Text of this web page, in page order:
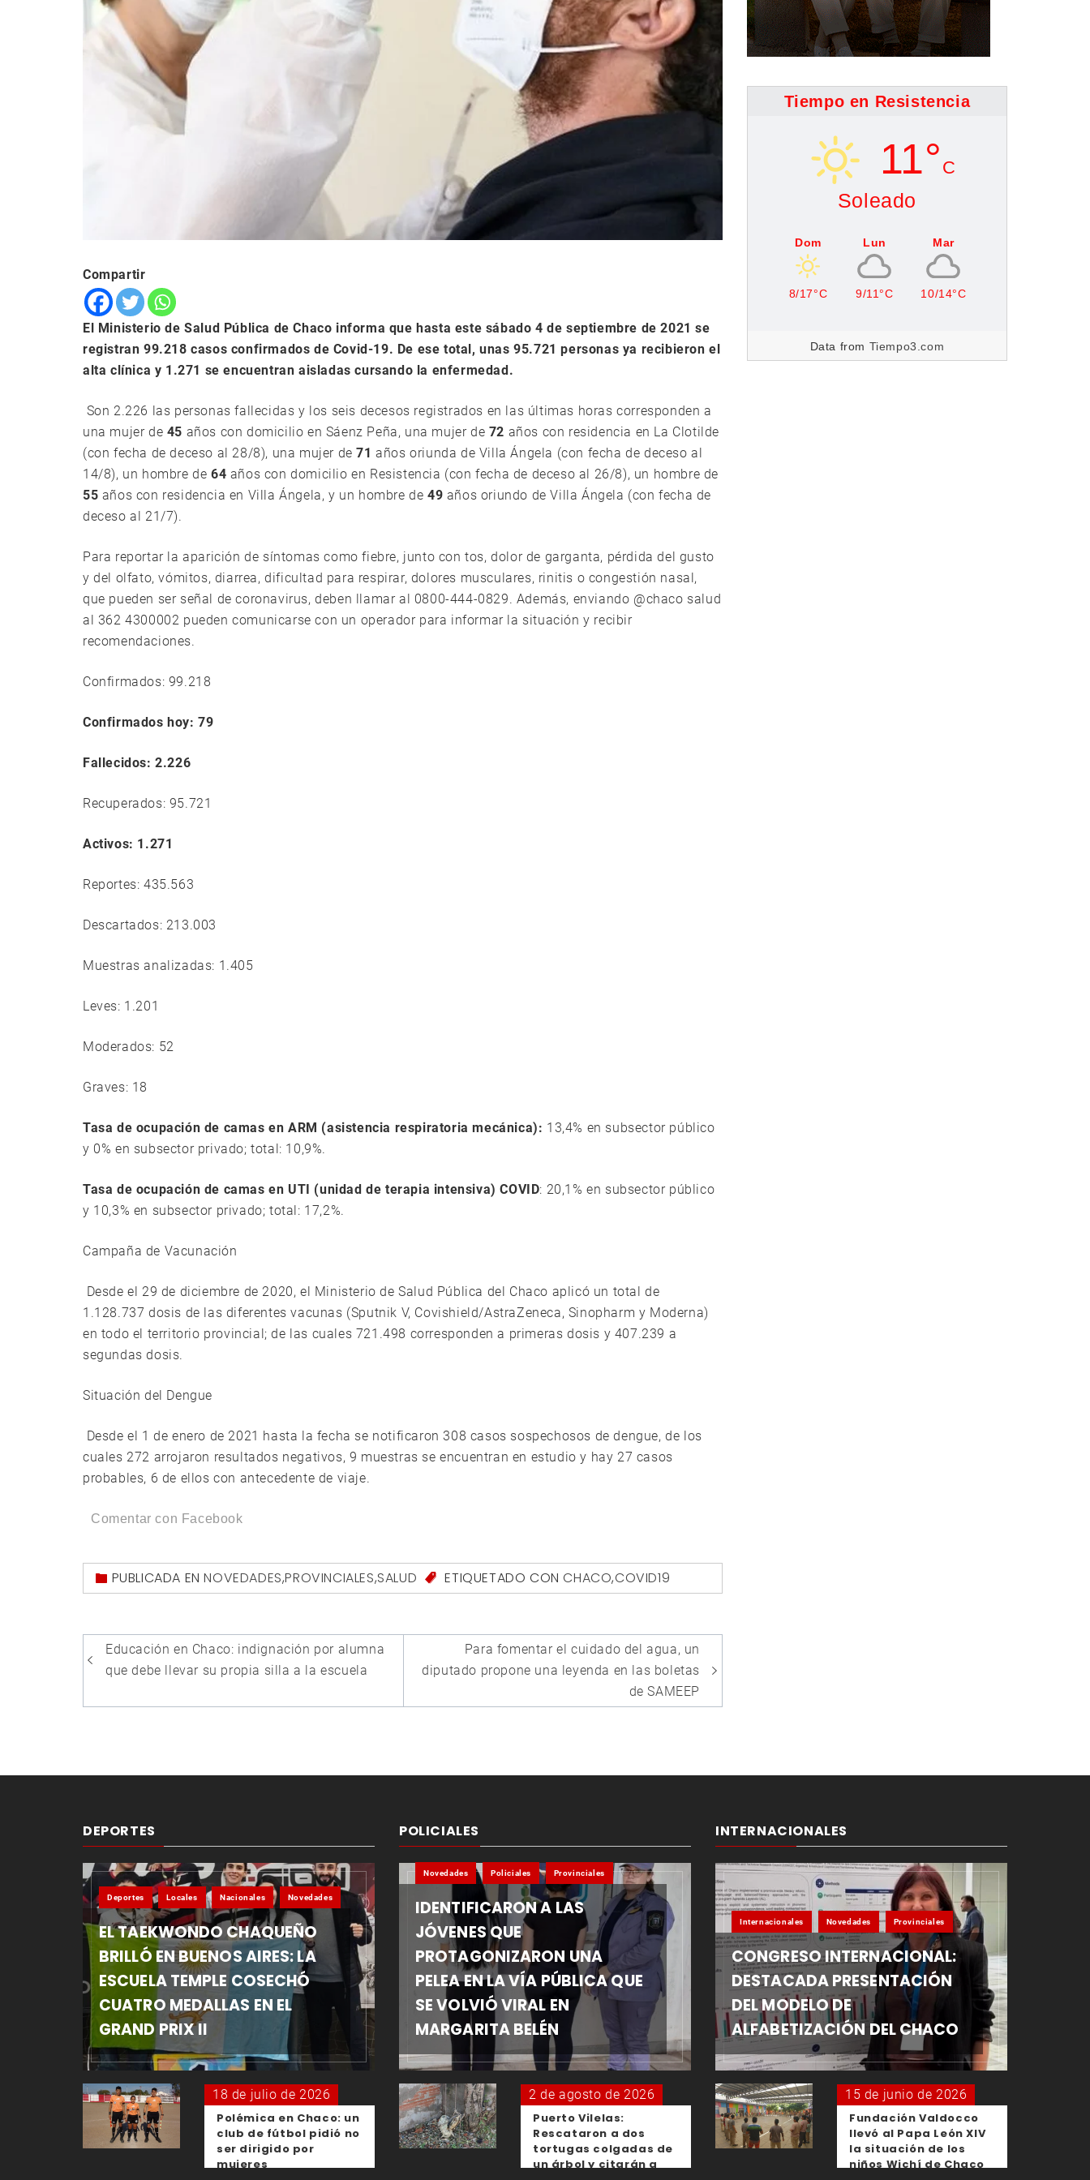
Compartir
El Ministerio de Salud Pública de Chaco informa que hasta este sábado 4 de septiembre de 2021 se
registran 99.218 casos confirmados de Covid-19. De ese total, unas 95.721 personas ya recibieron el
alta clínica y 1.271 se encuentran aisladas cursando la enfermedad.
Son 2.226 las personas fallecidas y los seis decesos registrados en las últimas horas corresponden a
una mujer de 45 años con domicilio en Sáenz Peña, una mujer de 72 años con residencia en La Clotilde
(con fecha de deceso al 28/8), una mujer de71 años oriunda de Villa Ángela (con fecha de deceso al
14/8), un hombre de64 años con domicilio en Resistencia (con fecha de deceso al 26/8), un hombre de
55 años con residencia en Villa Ángela, y un hombre de49 años oriundo de Villa Ángela (con fecha de
deceso al 21/7).
Para reportar la aparición de síntomas como fiebre, junto con tos, dolor de garganta, pérdida del gusto
y del olfato, vómitos, diarrea, dificultad para respirar, dolores musculares, rinitis o congestión nasal,
que pueden ser señal de coronavirus, deben llamar al 0800-444-0829. Además, enviando @chaco salud
al 362 4300002 pueden comunicarse con un operador para informar la situación y recibir
recomendaciones.
Confirmados: 99.218
Confirmados hoy: 79
Fallecidos: 2.226
Recuperados: 95.721
Activos: 1.271
Reportes: 435.563
Descartados: 213.003
Muestras analizadas: 1.405
Leves: 1.201
Moderados: 52
Graves: 18
Tasa de ocupación de camas en ARM (asistencia respiratoria mecánica): 13,4% en subsector público
y 0% en subsector privado; total: 10,9%.
Tasa de ocupación de camas en UTI (unidad de terapia intensiva) COVID: 20,1% en subsector público
y 10,3% en subsector privado; total: 17,2%.
Campaña de Vacunación
Desde el 29 de diciembre de 2020, el Ministerio de Salud Pública del Chaco aplicó un total de
1.128.737 dosis de las diferentes vacunas (Sputnik V, Covishield/AstraZeneca, Sinopharm y Moderna)
en todo el territorio provincial; de las cuales 721.498 corresponden a primeras dosis y 407.239 a
segundas dosis.
Situación del Dengue
Desde el 1 de enero de 2021 hasta la fecha se notificaron 308 casos sospechosos de dengue, de los
cuales 272 arrojaron resultados negativos, 9 muestras se encuentran en estudio y hay 27 casos
probables, 6 de ellos con antecedente de viaje.
Comentar con Facebook
PUBLICADA ENNOVEDADES,PROVINCIALES,SALUD ETIQUETADO CONCHACO,COVID19
Navegación
de
entradas
Educación en Chaco: indignación por alumna
que debe llevar su propia silla a la escuela
Para fomentar el cuidado del agua, un
diputado propone una leyenda en las boletas
de SAMEEP
Tiempo en Resistencia
11° C
Soleado
Dom
8/17°C
Lun
9/11°C
Mar
10/14°C
Data from Tiempo3.com
DEPORTES
Deportes Locales Nacionales Novedades
EL TAEKWONDO CHAQUEÑO
BRILLÓ EN BUENOS AIRES: LA
ESCUELA TEMPLE COSECHÓ
CUATRO MEDALLAS EN EL
GRAND PRIX II
18 de julio de 2026
Polémica en Chaco: un
club de fútbol pidió no
ser dirigido por
mujeres
POLICIALES
Novedades Policiales Provinciales
IDENTIFICARON A LAS
JÓVENES QUE
PROTAGONIZARON UNA
PELEA EN LA VÍA PÚBLICA QUE
SE VOLVIÓ VIRAL EN
MARGARITA BELÉN
2 de agosto de 2026
Puerto Vilelas:
Rescataron a dos
tortugas colgadas de
un árbol y citarán a
INTERNACIONALES
Internacionales Novedades Provinciales
CONGRESO INTERNACIONAL:
DESTACADA PRESENTACIÓN
DEL MODELO DE
ALFABETIZACIÓN DEL CHACO
15 de junio de 2026
Fundación Valdocco
llevó al Papa León XIV
la situación de los
niños Wichí de Chaco